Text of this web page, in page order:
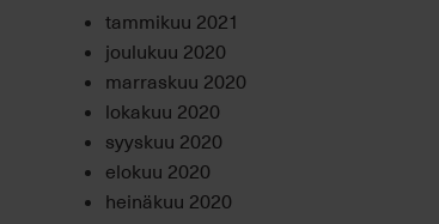
tammikuu 2021
joulukuu 2020
marraskuu 2020
lokakuu 2020
syyskuu 2020
elokuu 2020
heinäkuu 2020